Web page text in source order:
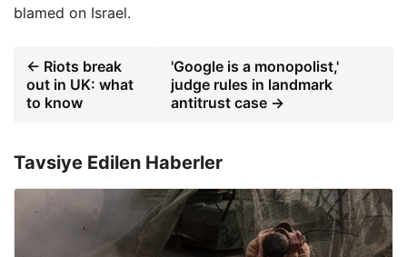
blamed on Israel.
← Riots break
out in UK: what
to know
'Google is a monopolist,'
judge rules in landmark
antitrust case →
Tavsiye Edilen Haberler